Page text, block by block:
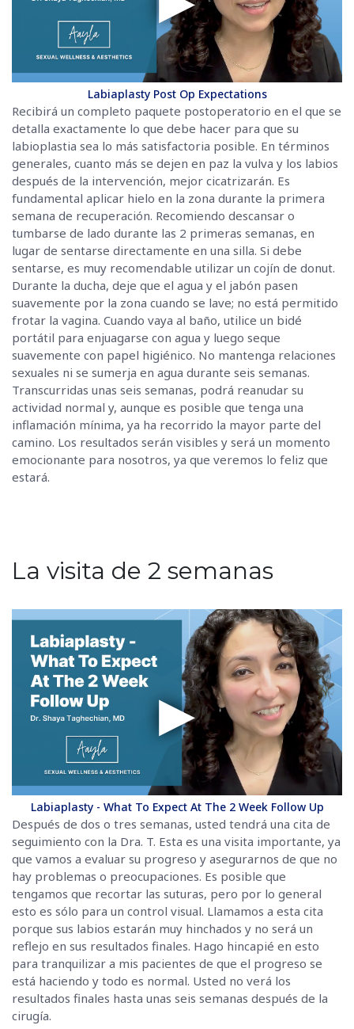
Labiaplasty Post Op Expectations
Recibirá un completo paquete postoperatorio en el que se
detalla exactamente lo que debe hacer para que su
labioplastia sea lo más satisfactoria posible. En términos
generales, cuanto más se dejen en paz la vulva y los labios
después de la intervención, mejor cicatrizarán. Es
fundamental aplicar hielo en la zona durante la primera
semana de recuperación. Recomiendo descansar o
tumbarse de lado durante las 2 primeras semanas, en
lugar de sentarse directamente en una silla. Si debe
sentarse, es muy recomendable utilizar un cojín de donut.
Durante la ducha, deje que el agua y el jabón pasen
suavemente por la zona cuando se lave; no está permitido
frotar la vagina. Cuando vaya al baño, utilice un bidé
portátil para enjuagarse con agua y luego seque
suavemente con papel higiénico. No mantenga relaciones
sexuales ni se sumerja en agua durante seis semanas.
Transcurridas unas seis semanas, podrá reanudar su
actividad normal y, aunque es posible que tenga una
inflamación mínima, ya ha recorrido la mayor parte del
camino. Los resultados serán visibles y será un momento
emocionante para nosotros, ya que veremos lo feliz que
estará.
La visita de 2 semanas
▶
Labiaplasty - What To Expect At The 2 Week Follow Up
Después de dos o tres semanas, usted tendrá una cita de
seguimiento con la Dra. T. Esta es una visita importante, ya
que vamos a evaluar su progreso y asegurarnos de que no
hay problemas o preocupaciones. Es posible que
tengamos que recortar las suturas, pero por lo general
esto es sólo para un control visual. Llamamos a esta cita
porque sus labios estarán muy hinchados y no será un
reflejo en sus resultados finales. Hago hincapié en esto
para tranquilizar a mis pacientes de que el progreso se
está haciendo y todo es normal. Usted no verá los
resultados finales hasta unas seis semanas después de la
cirugía.